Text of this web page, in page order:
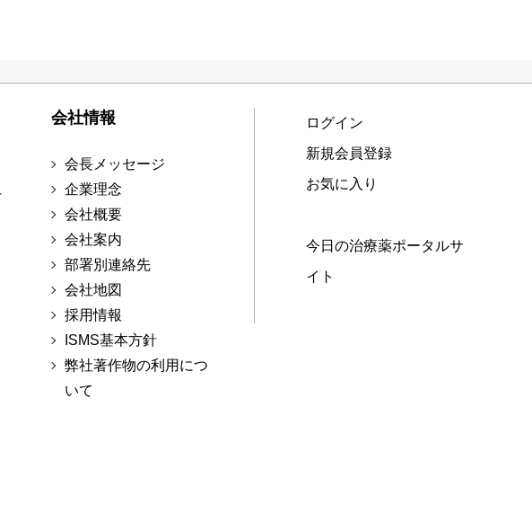
会社情報
会長メッセージ
企業理念
会社概要
会社案内
部署別連絡先
会社地図
採用情報
ISMS基本方針
弊社著作物の利用につ
いて
ログイン
新規会員登録
お気に入り
今日の治療薬ポータルサ
イト